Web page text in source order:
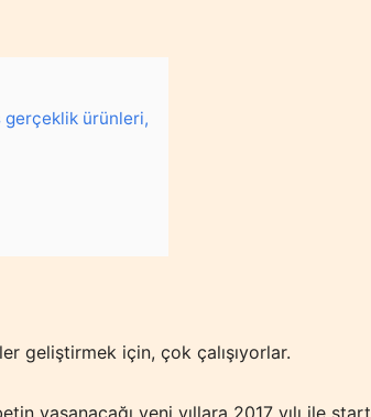
gerçeklik ürünleri,
geliştirmek için, çok çalışıyorlar.
yaşanacağı yeni yıllara 2017 yılı ile start